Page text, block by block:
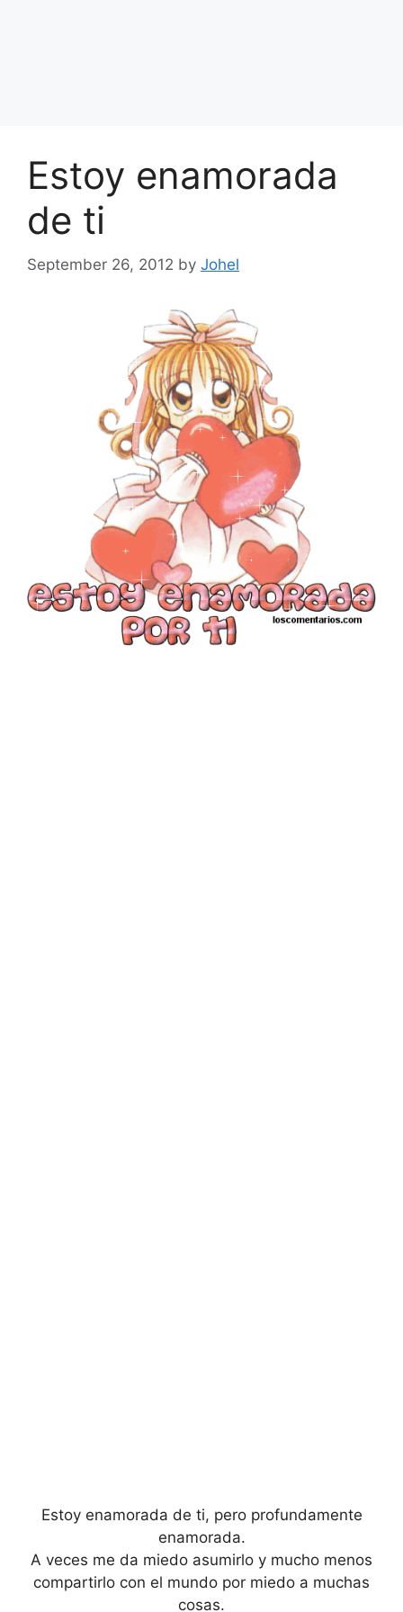
Estoy enamorada
de ti
September 26, 2012 by Johel
Estoy enamorada de ti, pero profundamente
enamorada.
A veces me da miedo asumirlo y mucho menos
compartirlo con el mundo por miedo a muchas
cosas.